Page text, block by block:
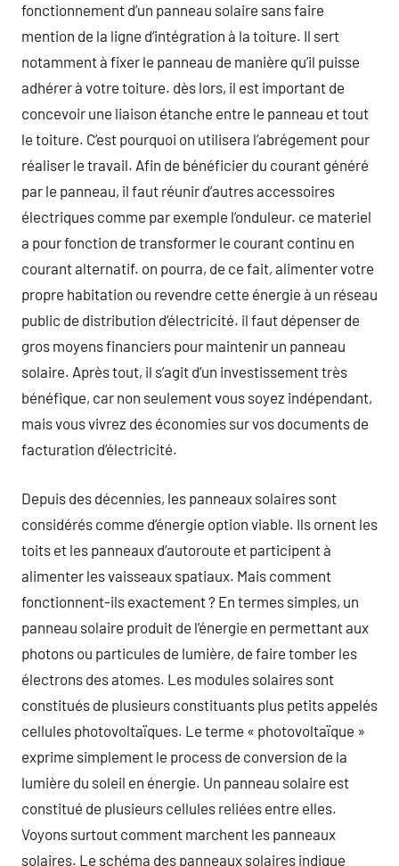
fonctionnement d’un panneau solaire sans faire
mention de la ligne d’intégration à la toiture. Il sert
notamment à fixer le panneau de manière qu’il puisse
adhérer à votre toiture. dès lors, il est important de
concevoir une liaison étanche entre le panneau et tout
le toiture. C’est pourquoi on utilisera l’abrégement pour
réaliser le travail. Afin de bénéficier du courant généré
par le panneau, il faut réunir d’autres accessoires
électriques comme par exemple l’onduleur. ce materiel
a pour fonction de transformer le courant continu en
courant alternatif. on pourra, de ce fait, alimenter votre
propre habitation ou revendre cette énergie à un réseau
public de distribution d’électricité. il faut dépenser de
gros moyens financiers pour maintenir un panneau
solaire. Après tout, il s’agit d’un investissement très
bénéfique, car non seulement vous soyez indépendant,
mais vous vivrez des économies sur vos documents de
facturation d’électricité.
Depuis des décennies, les panneaux solaires sont
considérés comme d’énergie option viable. Ils ornent les
toits et les panneaux d’autoroute et participent à
alimenter les vaisseaux spatiaux. Mais comment
fonctionnent-ils exactement ? En termes simples, un
panneau solaire produit de l’énergie en permettant aux
photons ou particules de lumière, de faire tomber les
électrons des atomes. Les modules solaires sont
constitués de plusieurs constituants plus petits appelés
cellules photovoltaïques. Le terme « photovoltaïque »
exprime simplement le process de conversion de la
lumière du soleil en énergie. Un panneau solaire est
constitué de plusieurs cellules reliées entre elles.
Voyons surtout comment marchent les panneaux
solaires. Le schéma des panneaux solaires indique